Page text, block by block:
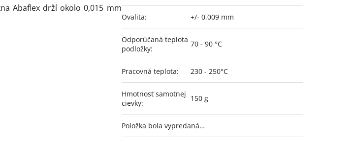
Abaflex drží okolo 0,015 mm
Ovalita: +/- 0,009 mm
Odporúčaná teplota
podložky:
70 - 90 °C
Pracovná teplota: 230 - 250°C
Hmotnosť samotnej
cievky:
150 g
Položka bola vypredaná…